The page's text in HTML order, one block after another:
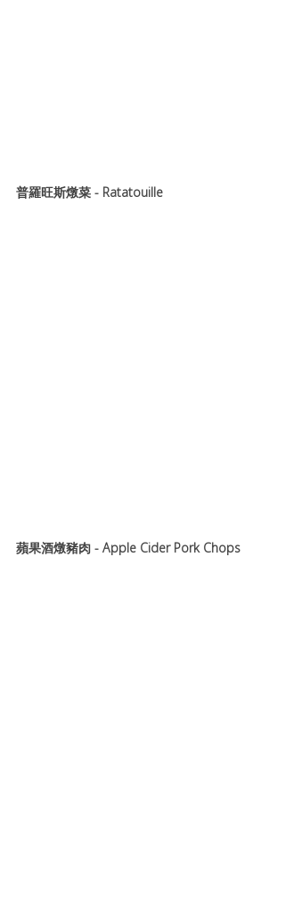
普羅旺斯燉菜 - Ratatouille
蘋果酒燉豬肉 - Apple Cider Pork Chops